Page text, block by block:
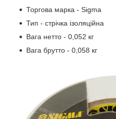
Торгова марка - Sigma
Тип - стрічка ізоляційна
Вага нетто - 0,052 кг
Вага брутто - 0,058 кг